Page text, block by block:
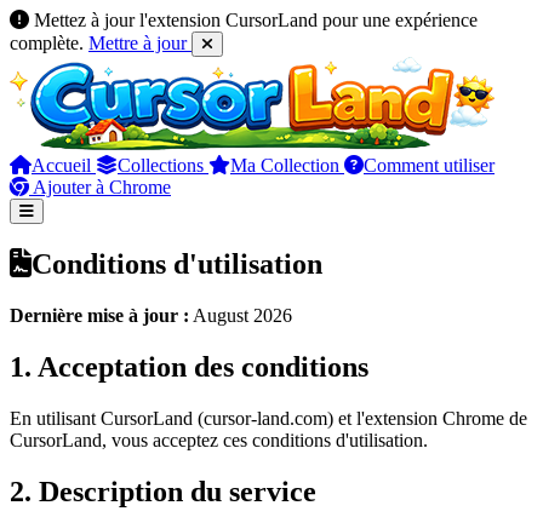
Mettez à jour l'extension CursorLand pour une expérience
complète. Mettre à jour
Accueil Collections Ma Collection
Comment utiliser
Ajouter à Chrome
Conditions d'utilisation
Dernière mise à jour : August 2026
1. Acceptation des conditions
En utilisant CursorLand (cursor-land.com) et l'extension Chrome de
CursorLand, vous acceptez ces conditions d'utilisation.
2. Description du service